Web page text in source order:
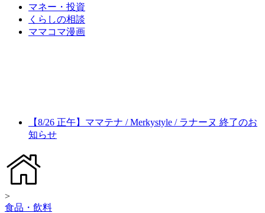
マネー・投資
くらしの相談
ママコマ漫画
【8/26 正午】ママテナ / Merkystyle / ラナーヌ 終了のお
知らせ
>
食品・飲料